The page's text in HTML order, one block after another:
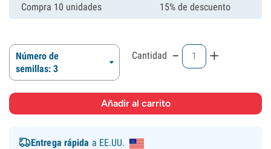
Compra 10 unidades 15% de descuento
Número de
semillas: 3
Cantidad - +
Entrega rápida a EE.UU.